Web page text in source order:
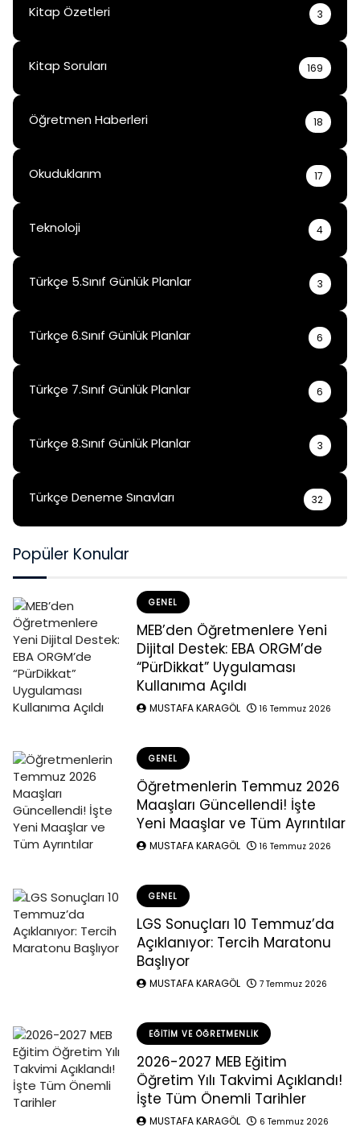
Kitap Özetleri 3
Kitap Soruları 169
Öğretmen Haberleri 18
Okuduklarım 17
Teknoloji 4
Türkçe 5.Sınıf Günlük Planlar 3
Türkçe 6.Sınıf Günlük Planlar 6
Türkçe 7.Sınıf Günlük Planlar 6
Türkçe 8.Sınıf Günlük Planlar 3
Türkçe Deneme Sınavları 32
Popüler Konular
GENEL
MEB’den Öğretmenlere Yeni
Dijital Destek: EBA ORGM’de
“PürDikkat” Uygulaması
Kullanıma Açıldı
MUSTAFA KARAGÖL 16 Temmuz 2026
GENEL
Öğretmenlerin Temmuz 2026
Maaşları Güncellendi! İşte
Yeni Maaşlar ve Tüm Ayrıntılar
MUSTAFA KARAGÖL 16 Temmuz 2026
GENEL
LGS Sonuçları 10 Temmuz’da
Açıklanıyor: Tercih Maratonu
Başlıyor
MUSTAFA KARAGÖL 7 Temmuz 2026
EĞITIM VE ÖĞRETMENLIK
2026-2027 MEB Eğitim
Öğretim Yılı Takvimi Açıklandı!
İşte Tüm Önemli Tarihler
MUSTAFA KARAGÖL 6 Temmuz 2026